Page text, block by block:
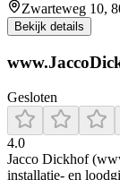
Zwarteweg 10,
Bekijk details
Gesloten
4.0
Jacco Dickhof
installatie‑ en